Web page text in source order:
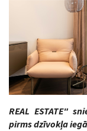
REAL ESTATE"
pirms dzīvokļa